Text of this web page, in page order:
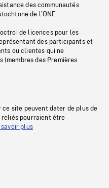
des communautés
de l’ONF.
de licences pour les
des participants et
ou clientes qui ne
(membres des Premières
ce site peuvent dater de plus de
reliés pourraient être
savoir plus